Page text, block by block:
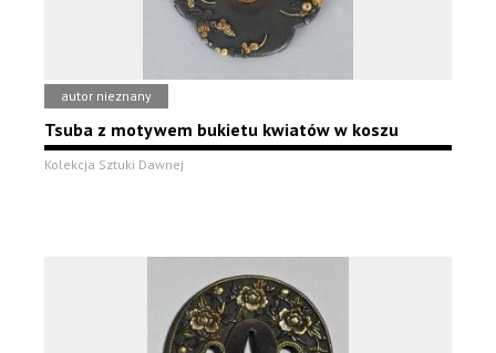
autor nieznany
Tsuba z motywem bukietu kwiatów w koszu
Kolekcja Sztuki Dawnej